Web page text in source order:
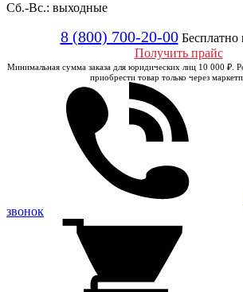
Сб.-Вс.: выходные
8 (800) 700-20-00 Бесплатно
Получить прайс
Минимальная сумма заказа для юридических лиц 10 000 ₽.
приобрести товар только через
звонок